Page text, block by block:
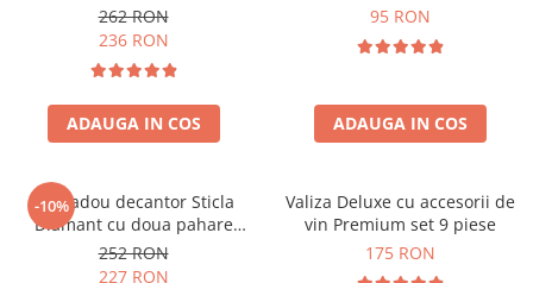
262 RON
236 RON
ADAUGA IN COS
95 RON
ADAUGA IN COS
-10%
Set cadou decantor Sticla
Diamant cu doua pahare
Deluxe
252 RON
227 RON
Valiza Deluxe cu accesorii de
vin Premium set 9 piese
175 RON